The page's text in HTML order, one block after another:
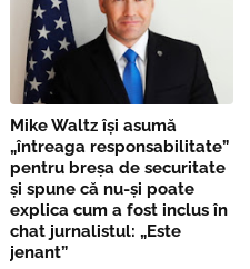
Mike Waltz îşi asumă
„întreaga responsabilitate”
pentru breşa de securitate
și spune că nu-și poate
explica cum a fost inclus în
chat jurnalistul: „Este
jenant”